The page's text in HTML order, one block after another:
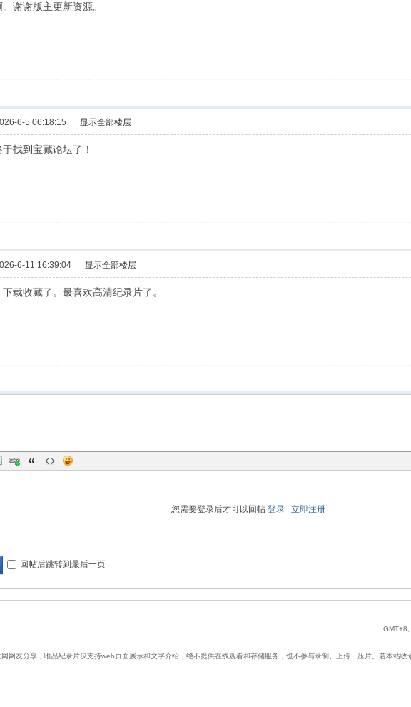
谢谢版主更新资源。
6-5 06:18:15 显示全部楼层
找到宝藏论坛了！
6-11 16:39:04 显示全部楼层
载收藏了。最喜欢高清纪录片了。
您需要登录后才可以回帖 登录| 立即注册
回帖后跳转到最后一页
网友分享，唯品纪录片仅支持web页面展示和文字介绍，绝不提供在线观看和存储服务，也不参与录制、上传、压片。若本站